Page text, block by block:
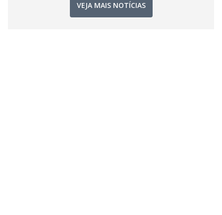
VEJA MAIS NOTÍCIAS